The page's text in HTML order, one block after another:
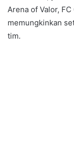
Arena of Valor,
memungkinkan
tim.